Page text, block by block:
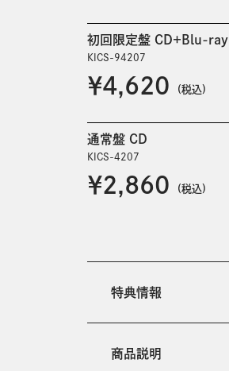
初回限定盤 CD+Blu-ray
KICS-94207
￥4,620 (税込)
通常盤 CD
KICS-4207
￥2,860 (税込)
特典情報
商品説明